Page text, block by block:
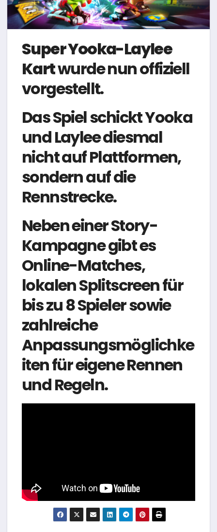
Super Yooka-Laylee
Kartwurde nun offiziell
vorgestellt.
Das Spiel schickt Yooka
und Laylee diesmal
nicht auf Plattformen,
sondern auf die
Rennstrecke.
Neben einer Story-
Kampagne gibt es
Online-Matches,
lokalen Splitscreen für
bis zu 8 Spieler sowie
zahlreiche
Anpassungsmöglichke
iten für eigene Rennen
und Regeln.